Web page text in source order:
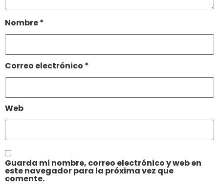
Nombre*
Correo electrónico *
Web
Guarda mi nombre, correo electrónico y web en
este navegador para la próxima vez que
comente.